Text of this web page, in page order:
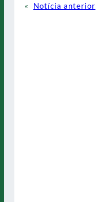
«
Notícia anterior